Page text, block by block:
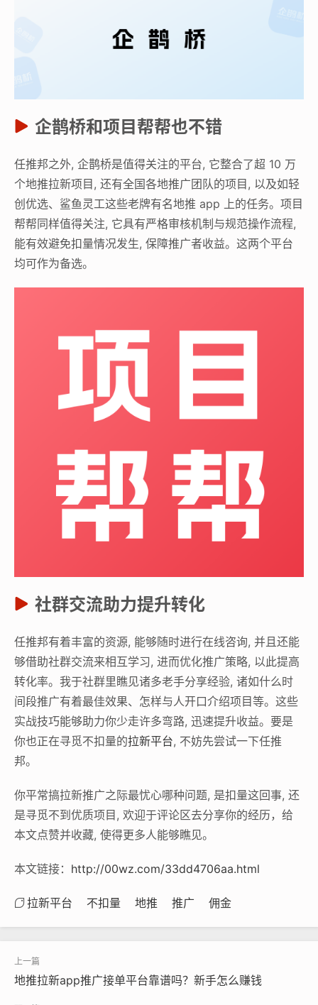
企鹊桥和项目帮帮也不错
任推邦之外, 企鹊桥是值得关注的平台, 它整合了超 10 万
个地推拉新项目, 还有全国各地推广团队的项目, 以及如轻
创优选、鲨鱼灵工这些老牌有名地推 app 上的任务。项目
帮帮同样值得关注, 它具有严格审核机制与规范操作流程,
能有效避免扣量情况发生, 保障推广者收益。这两个平台
均可作为备选。
社群交流助力提升转化
任推邦有着丰富的资源, 能够随时进行在线咨询, 并且还能
够借助社群交流来相互学习, 进而优化推广策略, 以此提高
转化率。我于社群里瞧见诸多老手分享经验, 诸如什么时
间段推广有着最佳效果、怎样与人开口介绍项目等。这些
实战技巧能够助力你少走许多弯路, 迅速提升收益。要是
你也正在寻觅不扣量的拉新平台, 不妨先尝试一下任推
邦。
你平常搞拉新推广之际最忧心哪种问题, 是扣量这回事, 还
是寻觅不到优质项目, 欢迎于评论区去分享你的经历，给
本文点赞并收藏, 使得更多人能够瞧见。
本文链接： http://00wz.com/33dd4706aa.html
拉新平台 不扣量 地推 推广 佣金
地推拉新app推广接单平台靠谱吗？新手怎么赚钱